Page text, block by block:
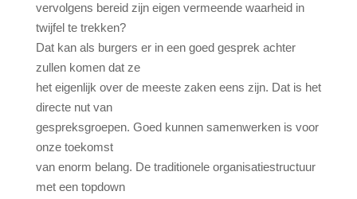
vervolgens bereid zijn eigen vermeende waarheid in
twijfel te trekken?
Dat kan als burgers er in een goed gesprek achter
zullen komen dat ze
het eigenlijk over de meeste zaken eens zijn. Dat is het
directe nut van
gespreksgroepen. Goed kunnen samenwerken is voor
onze toekomst
van enorm belang. De traditionele organisatiestructuur
met een topdown